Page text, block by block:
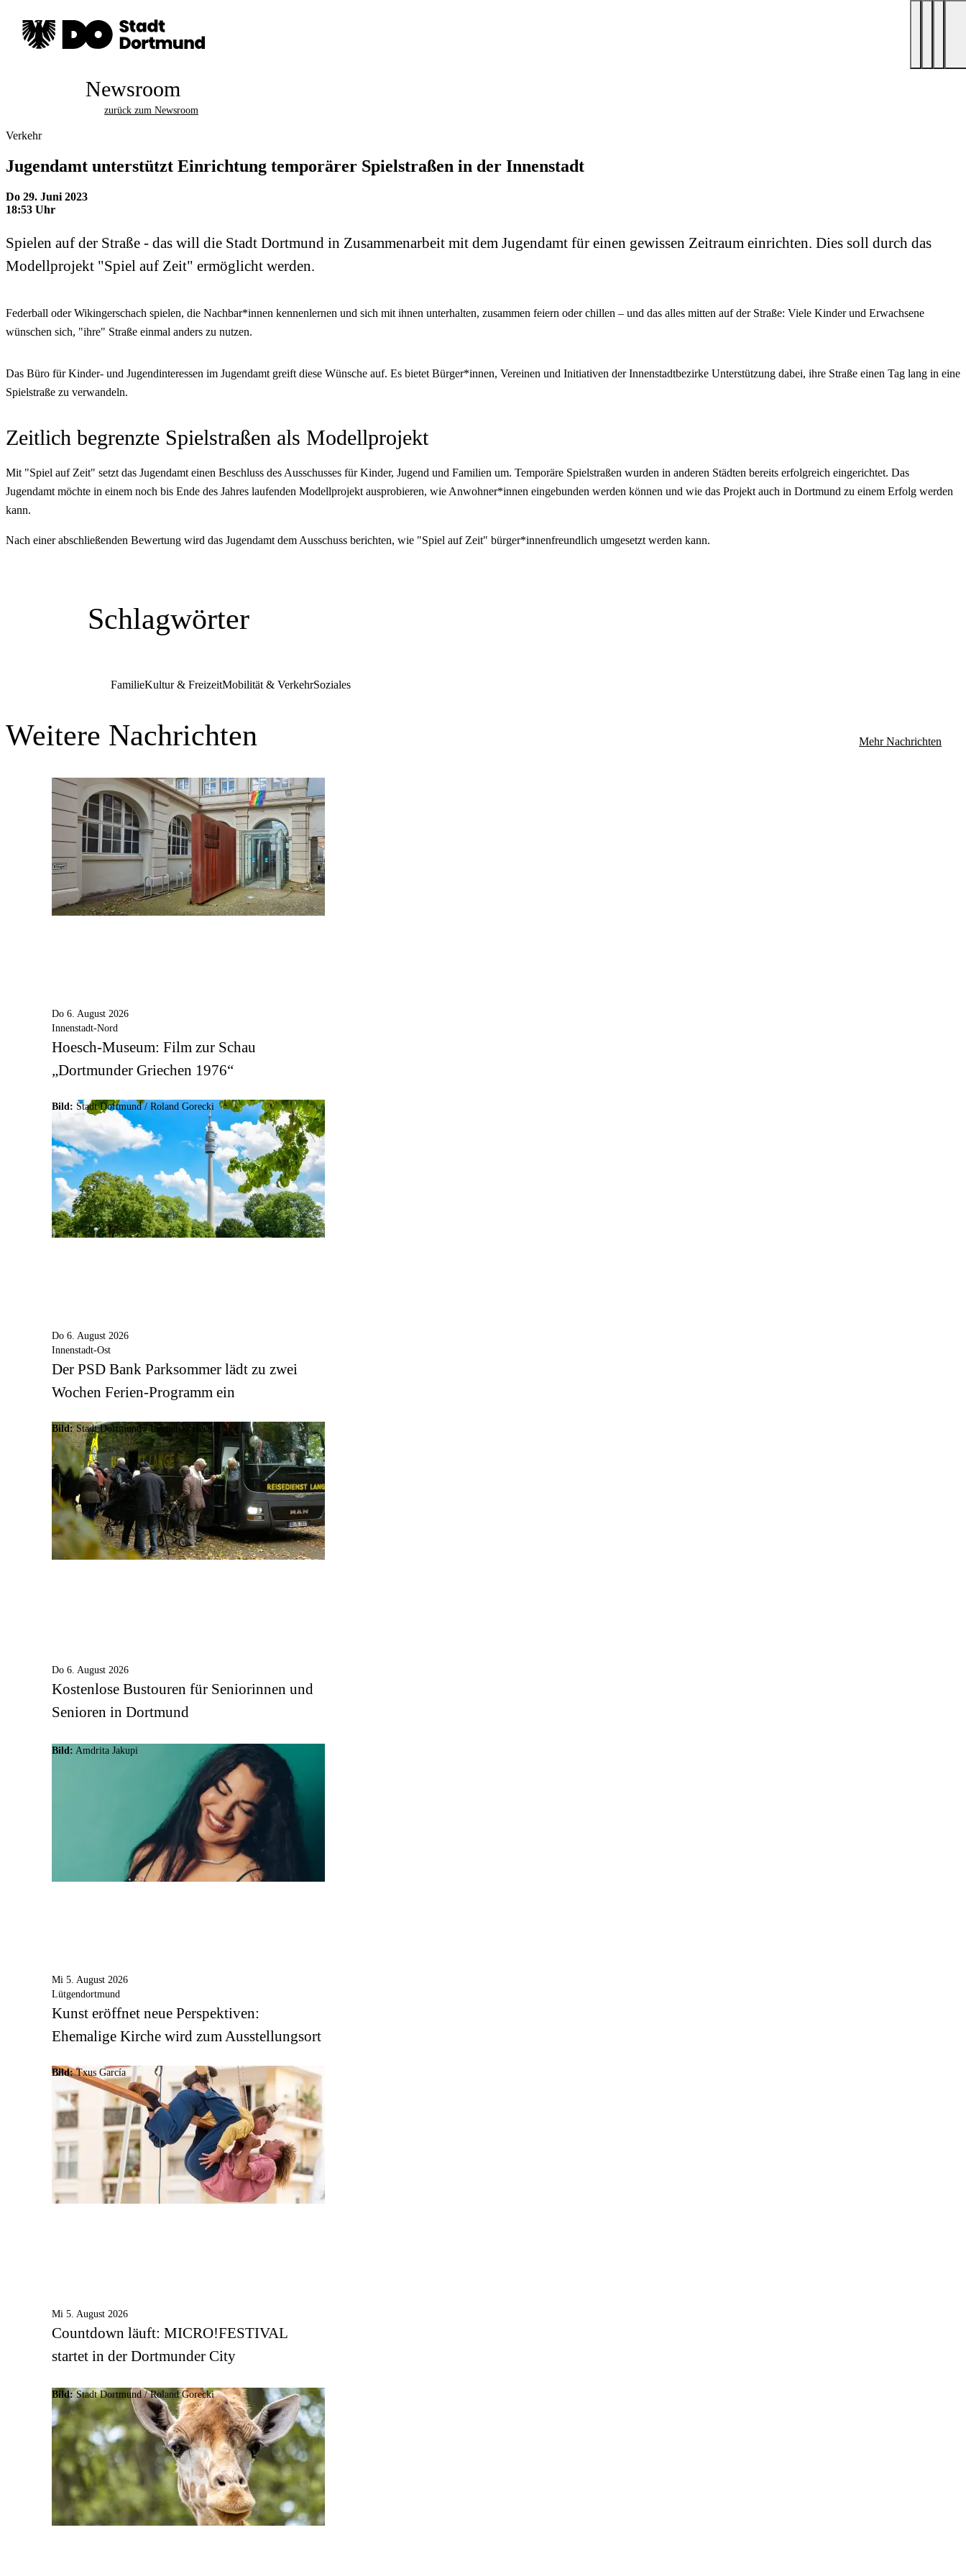
Newsroom
zurück zum Newsroom
Verkehr
Jugendamt unterstützt Einrichtung temporärer Spielstraßen in der Innenstadt
Do 29. Juni 2023
18:53 Uhr
Spielen auf der Straße - das will die Stadt Dortmund in Zusammenarbeit mit dem Jugendamt für einen gewissen Zeitraum einrichten. Dies soll durch das
Modellprojekt "Spiel auf Zeit" ermöglicht werden.
Federball oder Wikingerschach spielen, die Nachbar*innen kennenlernen und sich mit ihnen unterhalten, zusammen feiern oder chillen – und das alles mitten auf der Straße: Viele Kinder und Erwachsene
wünschen sich, "ihre" Straße einmal anders zu nutzen.
Das Büro für Kinder- und Jugendinteressen im Jugendamt greift diese Wünsche auf. Es bietet Bürger*innen, Vereinen und Initiativen der Innenstadtbezirke Unterstützung dabei, ihre Straße einen Tag lang in eine
Spielstraße zu verwandeln.
Zeitlich begrenzte Spielstraßen als Modellprojekt
Mit "Spiel auf Zeit" setzt das Jugendamt einen Beschluss des Ausschusses für Kinder, Jugend und Familien um. Temporäre Spielstraßen wurden in anderen Städten bereits erfolgreich eingerichtet. Das
Jugendamt möchte in einem noch bis Ende des Jahres laufenden Modellprojekt ausprobieren, wie Anwohner*innen eingebunden werden können und wie das Projekt auch in Dortmund zu einem Erfolg werden
kann.
Nach einer abschließenden Bewertung wird das Jugendamt dem Ausschuss berichten, wie "Spiel auf Zeit" bürger*innenfreundlich umgesetzt werden kann.
Schlagwörter
FamilieKultur & FreizeitMobilität & VerkehrSoziales
Weitere Nachrichten Mehr Nachrichten
Do 6. August 2026
Innenstadt-Nord
Hoesch-Museum: Film zur Schau
„Dortmunder Griechen 1976“
Bild: Stadt Dortmund / Roland Gorecki
Do 6. August 2026
Innenstadt-Ost
Der PSD Bank Parksommer lädt zu zwei
Wochen Ferien-Programm ein
Bild: Stadt Dortmund / Leonardo Hering
Do 6. August 2026
Kostenlose Bustouren für Seniorinnen und
Senioren in Dortmund
Bild: Amdrita Jakupi
Mi 5. August 2026
Lütgendortmund
Kunst eröffnet neue Perspektiven:
Ehemalige Kirche wird zum Ausstellungsort
Bild: Txus García
Mi 5. August 2026
Countdown läuft: MICRO!FESTIVAL
startet in der Dortmunder City
Bild:Stadt Dortmund / Roland Gorecki